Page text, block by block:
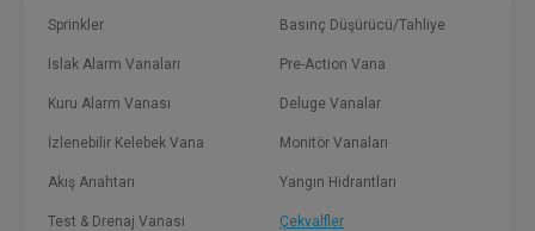
Sprinkler
Islak Alarm Vanaları
Kuru Alarm Vanası
İzlenebilir Kelebek Vana
Akış Anahtarı
Test & Drenaj Vanası
Basınç Düşürücü/Tahliye
Pre-Action Vana
Deluge Vanalar
Monitör Vanaları
Yangın Hidrantları
Çekvalfler